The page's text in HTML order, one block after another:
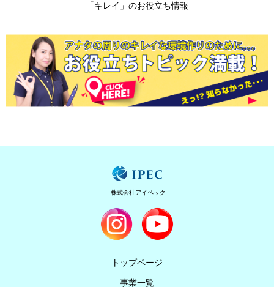
「キレイ」のお役立ち情報
株式会社アイペック
トップページ
事業一覧